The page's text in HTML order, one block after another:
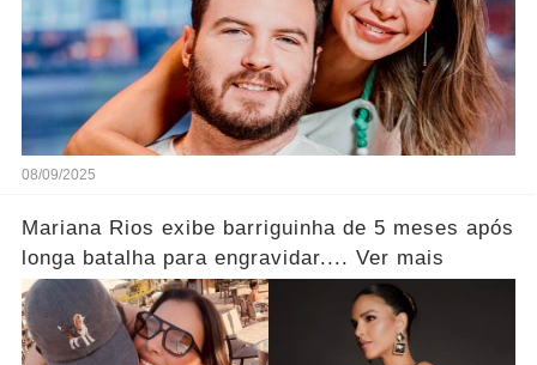
08/09/2025
Mariana Rios exibe barriguinha de 5 meses após
longa batalha para engravidar.... Ver mais